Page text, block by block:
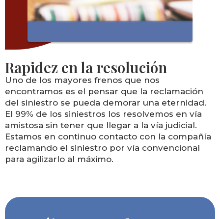
Rapidez en la resolución
Uno de los mayores frenos que nos
encontramos es el pensar que la reclamación
del siniestro se pueda demorar una eternidad.
El 99% de los siniestros los resolvemos en vía
amistosa sin tener que llegar a la vía judicial.
Estamos en continuo contacto con la compañía
reclamando el siniestro por vía convencional
para agilizarlo al máximo.